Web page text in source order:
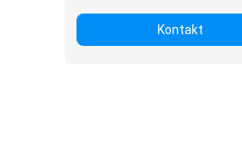
Kontakt